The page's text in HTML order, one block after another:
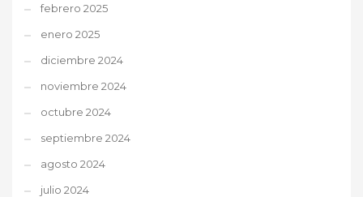
febrero 2025
enero 2025
diciembre 2024
noviembre 2024
octubre 2024
septiembre 2024
agosto 2024
julio 2024